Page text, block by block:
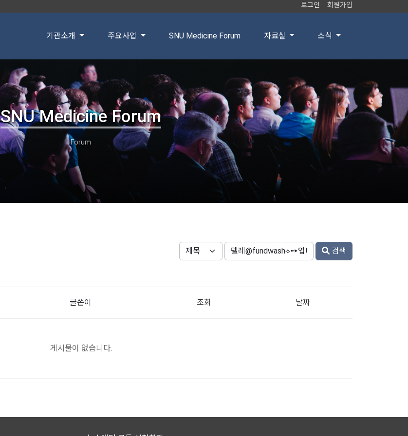
로그인 회원가입
기관소개 주요사업 SNU Medicine Forum 자료실 소식
SNU Medicine Forum
검색
글쓴이 조회 날짜
게시물이 없습니다.